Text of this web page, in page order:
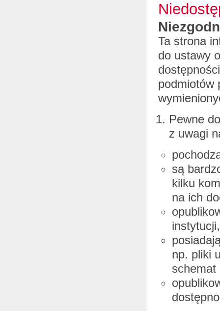
Ta strona
do ustawy
podmiotów
Pewne
z uwagi
są
kilku
na ich
instytucji,
np. pliki
schemat